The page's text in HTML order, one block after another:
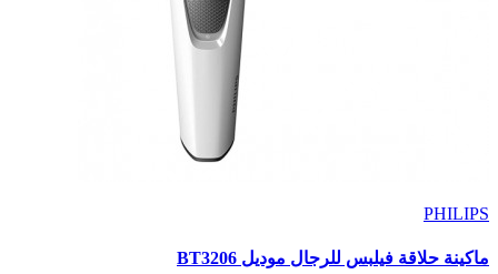
PHILIPS
ماكينة حلاقة فيلبس للرجال موديل BT3206